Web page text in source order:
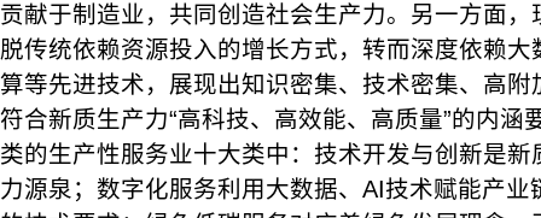
贡献于制造业，共同创造社会生产力。另一方面
脱传统依赖资源投入的增长方式，转而深度依赖
算等先进技术，展现出知识密集、技术密集、高
符合新质生产力“高科技、高效能、高质量”的内涵
类的生产性服务业十大类中：技术开发与创新是
力源泉；数字化服务利用大数据、AI技术赋能产业